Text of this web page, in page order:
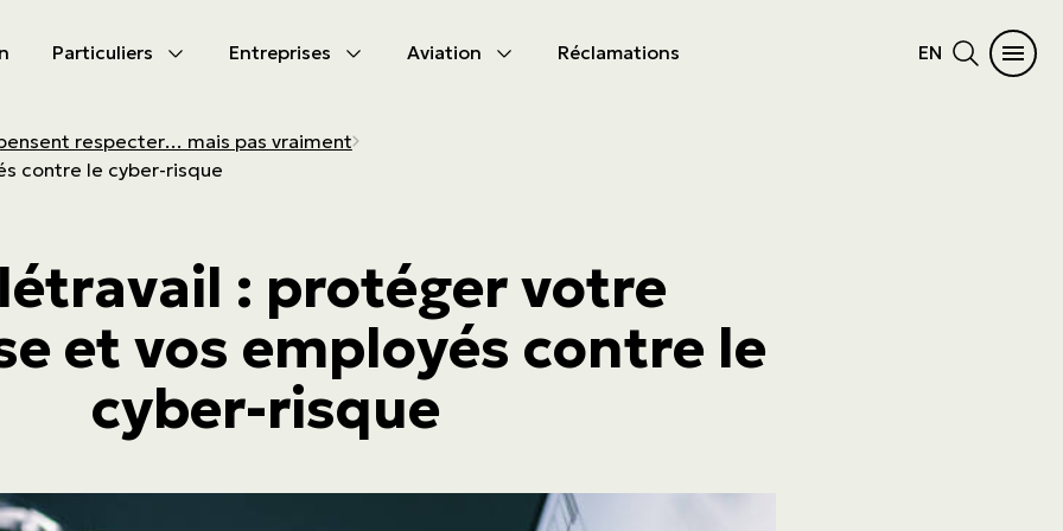
Particuliers Entreprises Aviation Réclamations EN
produits
à s’assurer
valeur
produits
d'activités
respecter… mais pas vraiment
contre le cyber-risque
: protéger votre
et vos employés contre le
cyber-risque